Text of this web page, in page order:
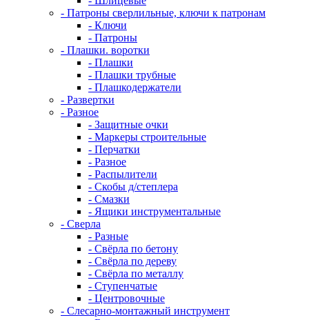
- Патроны сверлильные, ключи к патронам
- Ключи
- Патроны
- Плашки. воротки
- Плашки
- Плашки трубные
- Плашкодержатели
- Развертки
- Разное
- Защитные очки
- Маркеры строительные
- Перчатки
- Разное
- Распылители
- Скобы д/степлера
- Смазки
- Ящики инструментальные
- Сверла
- Разные
- Свёрла по бетону
- Свёрла по дереву
- Свёрла по металлу
- Ступенчатые
- Центровочные
- Слесарно-монтажный инструмент